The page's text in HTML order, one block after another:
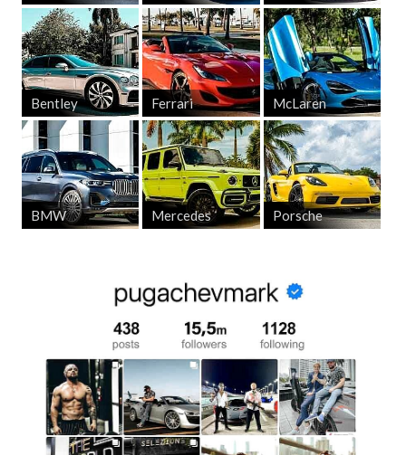
Bentley Ferrari McLaren
BMW Mercedes Porsche